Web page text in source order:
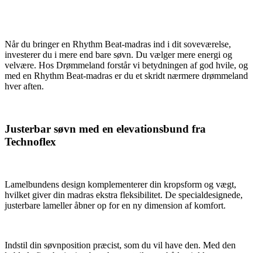
Når du bringer en Rhythm Beat-madras ind i dit soveværelse,
investerer du i mere end bare søvn. Du vælger mere energi og
velvære. Hos Drømmeland forstår vi betydningen af god hvile, og
med en Rhythm Beat-madras er du et skridt nærmere drømmeland
hver aften.
Justerbar søvn med en elevationsbund fra
Technoflex
Lamelbundens design komplementerer din kropsform og vægt,
hvilket giver din madras ekstra fleksibilitet. De specialdesignede,
justerbare lameller åbner op for en ny dimension af komfort.
Indstil din søvnposition præcist, som du vil have den. Med den